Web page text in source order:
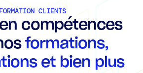
FORMATION CLIENTS
compétences
formations,
et bien plus
Cloud
journaux